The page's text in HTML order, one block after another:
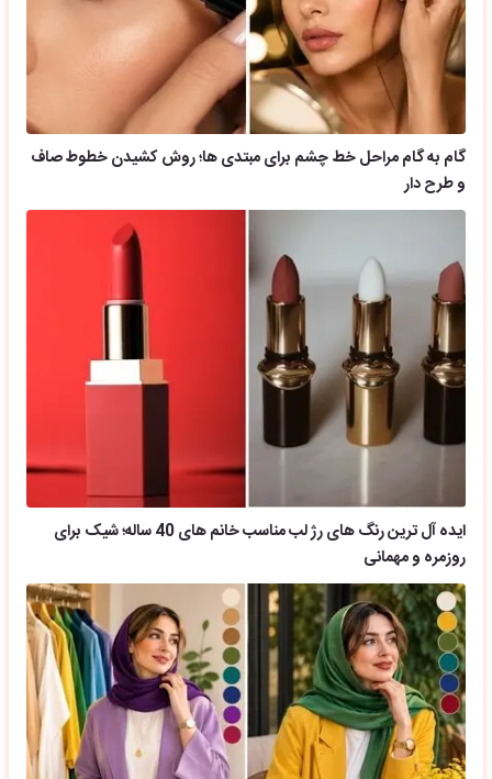
گام به گام مراحل خط چشم برای مبتدی ها؛ روش کشیدن خطوط صاف
و طرح دار
ایده آل ترین رنگ های رژ لب مناسب خانم های 40 ساله؛ شیک برای
روزمره و مهمانی